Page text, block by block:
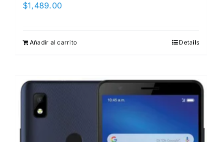
$1,489.00
Añadir al carrito Details